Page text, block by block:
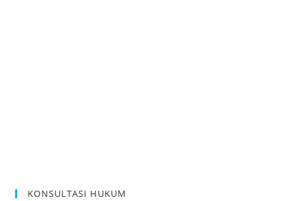
KONSULTASI HUKUM